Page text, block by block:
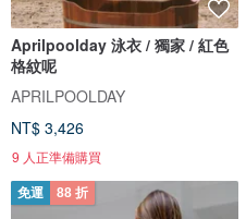
Aprilpoolday 泳衣 / 獨家 / 紅色
格紋呢
APRILPOOLDAY
NT$ 3,426
9 人正準備購買
免運 88 折